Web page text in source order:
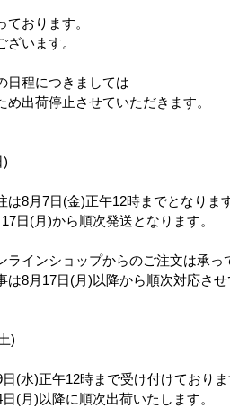
送
ード
約60×120cm
態 ネームにJANシール貼り・5枚袋入れ
おります。
います。
日程につきましては
出荷停止させていただきます。
)
8月7日(金)正午12時までとなります
日(月)から順次発送となります。
インショップからのご注文は承っ
は8月17日(月)以降から順次対応させ
)
(水)正午12時まで受け付けておりま
(月)以降に順次出荷いたします。